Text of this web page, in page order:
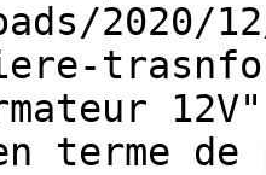
2020/
terme de